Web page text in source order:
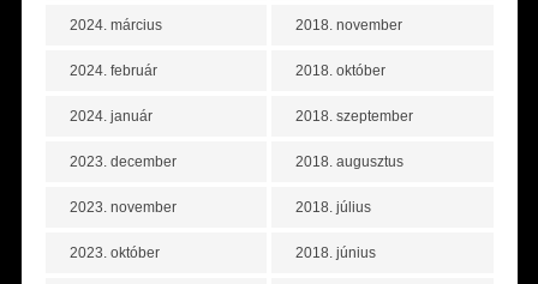
2024. március
2024. február
2024. január
2023. december
2023. november
2023. október
2018. november
2018. október
2018. szeptember
2018. augusztus
2018. július
2018. június